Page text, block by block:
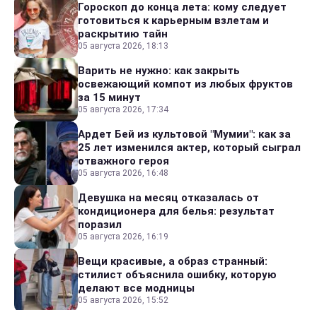
Гороскоп до конца лета: кому следует
готовиться к карьерным взлетам и
раскрытию тайн
05 августа 2026, 18:13
Варить не нужно: как закрыть
освежающий компот из любых фруктов
за 15 минут
05 августа 2026, 17:34
Ардет Бей из культовой "Мумии": как за
25 лет изменился актер, который сыграл
отважного героя
05 августа 2026, 16:48
Девушка на месяц отказалась от
кондиционера для белья: результат
поразил
05 августа 2026, 16:19
Вещи красивые, а образ странный:
стилист объяснила ошибку, которую
делают все модницы
05 августа 2026, 15:52